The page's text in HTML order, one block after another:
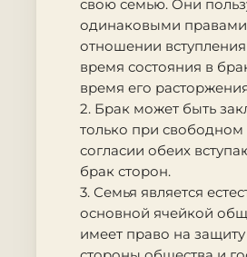
свою семью. Они
одинаковыми
отношении
время состояния в
время его
2. Брак может быть
только при
согласии обеих
брак сторон.
3. Семья является
основной ячейкой
имеет право на защиту